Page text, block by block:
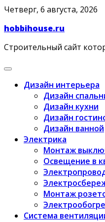
Skip
content
Четверг, 6 августа, 2026
hobbihouse.ru
Строительный сайт
Дизайн интерьера
Дизайн
Дизайн кухни
Дизайн
Дизайн ванной
Электрика
Монтаж
Освещение в
Монтаж
Система